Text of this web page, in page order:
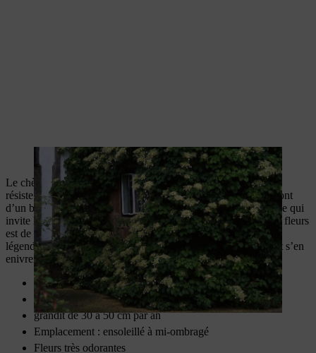
L’hortensia grimpant est un arbuste grimpant à croissance dense.
Le chèvrefeuille véritable est une plante grimpante indigène et
résiste donc à l’hiver. Ses nombreuses fleurs caractéristiques sont
d’un blanc jaunâtre et dégagent, le soir venu, un parfum intense qui
invite les insectes à la récolte du nectar. On dit que l’odeur des fleurs
est de plus en plus agréable si on les hume plus longtemps. La
légende dit que les chevreuils en broutent les jeunes pousses et s’en
enivrent.
Plante grimpante à vrilles
3 à 6 m de haut
grandit de 30 à 50 cm par an
Emplacement : ensoleillé à mi-ombragé
Fleurs très odorantes